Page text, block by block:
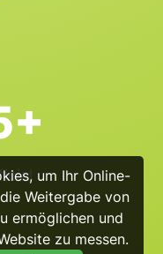
um Ihr Online-
Weitergabe von
ermöglichen und
zu messen.